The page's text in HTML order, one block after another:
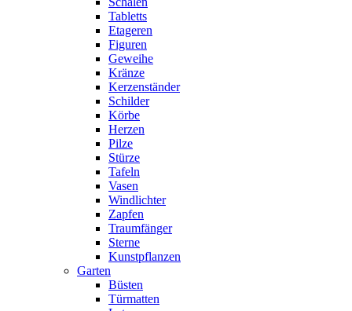
Tabletts
Etageren
Figuren
Geweihe
Kränze
Kerzenständer
Schilder
Körbe
Herzen
Pilze
Stürze
Tafeln
Vasen
Windlichter
Zapfen
Traumfänger
Sterne
Kunstpflanzen
Garten
Büsten
Türmatten